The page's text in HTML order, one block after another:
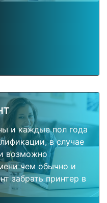
и каждые пол года
в случае
возможно
чем обычно и
забрать принтер в